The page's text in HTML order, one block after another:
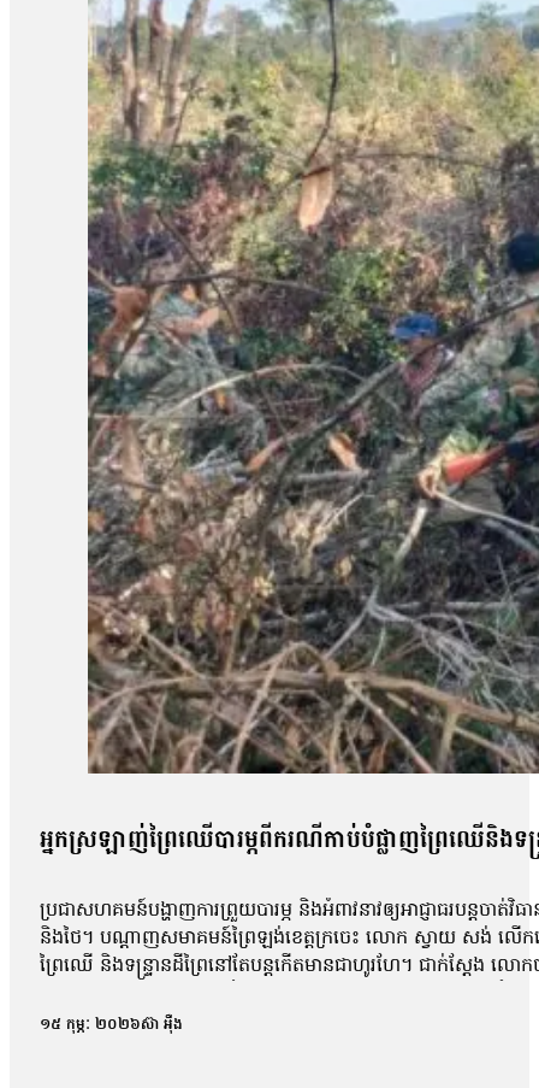
អ្នកស្រឡាញ់ព្រៃឈើបារម្ភពីករណីកាប់បំផ្លាញព្រៃឈើនិងទន្
ប្រជាសហគមន៍បង្ហាញការព្រួយបារម្ភ និងអំពាវនាវឲ្យអាជ្ញាធរបន្តចាត់វិ
និងថៃ។ បណ្ដាញសមាគមន៍ព្រៃឡង់ខេត្តក្រចេះ លោក ស្វាយ សង់ លើកឡ
ព្រៃឈើ និងទន្ទ្រានដីព្រៃនៅតែបន្តកើតមានជាហូរហែ។ ជាក់ស្ដែង ល
នៅ។ និយាយរួមវាលួចលាក់ធ្វើ»។ លោកសង់ បន្ថែមថា៖ «និយាយរួមទៅថ
១៥ កុម្ភៈ ២០២៦ស៊ា អុឺង